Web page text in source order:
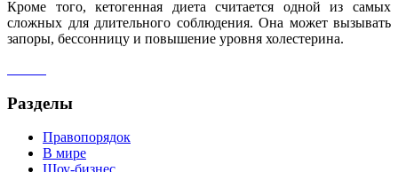
Кроме того, кетогенная диета считается одной из самых
сложных для длительного соблюдения. Она может вызывать
запоры, бессонницу и повышение уровня холестерина.
Разделы
Правопорядок
В мире